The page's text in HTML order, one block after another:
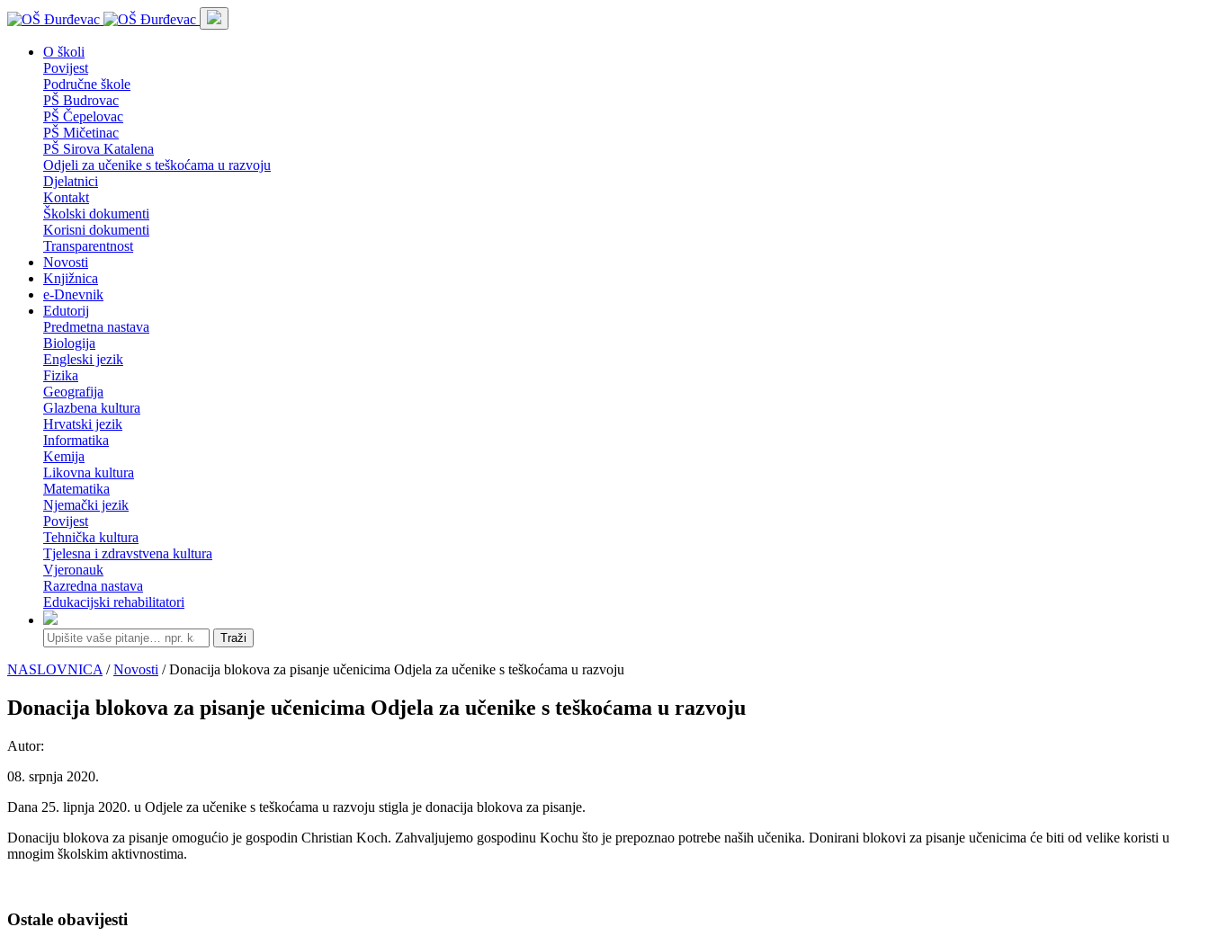
O školi
Povijest
Područne škole
PŠ Budrovac
PŠ Čepelovac
PŠ Mičetinac
PŠ Sirova Katalena
Odjeli za učenike s teškoćama u razvoju
Djelatnici
Kontakt
Školski dokumenti
Korisni dokumenti
Transparentnost
Novosti
Knjižnica
e-Dnevnik
Edutorij
Predmetna nastava
Biologija
Engleski jezik
Fizika
Geografija
Glazbena kultura
Hrvatski jezik
Informatika
Kemija
Likovna kultura
Matematika
Njemački jezik
Povijest
Tehnička kultura
Tjelesna i zdravstvena kultura
Vjeronauk
Razredna nastava
Edukacijski rehabilitatori
Traži
NASLOVNICA /Novosti / Donacija blokova za pisanje učenicima Odjela za učenike s teškoćama u razvoju
Donacija blokova za pisanje učenicima Odjela za učenike s teškoćama u razvoju
Autor:
08. srpnja 2020.
Dana 25. lipnja 2020. u Odjele za učenike s teškoćama u razvoju stigla je donacija blokova za pisanje.
Donaciju blokova za pisanje omogućio je gospodin Christian Koch. Zahvaljujemo gospodinu Kochu što je prepoznao potrebe naših učenika. Donirani blokovi za pisanje učenicima će biti od velike koristi u
mnogim školskim aktivnostima.
Ostale obavijesti